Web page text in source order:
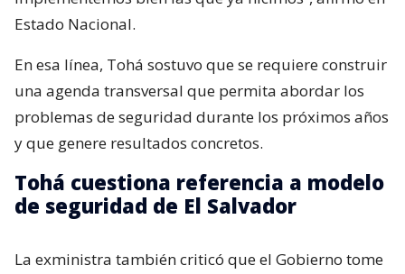
Estado Nacional.
En esa línea, Tohá sostuvo que se requiere construir
una agenda transversal que permita abordar los
problemas de seguridad durante los próximos años
y que genere resultados concretos.
Tohá cuestiona referencia a modelo
de seguridad de El Salvador
La exministra también criticó que el Gobierno tome